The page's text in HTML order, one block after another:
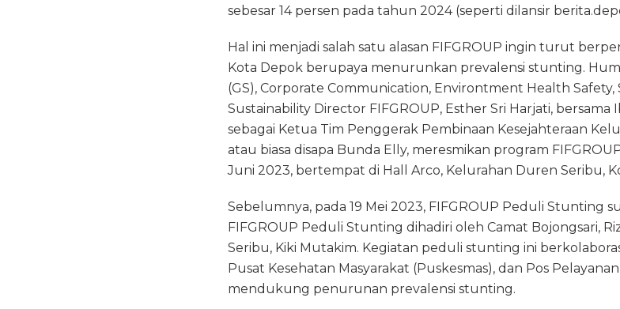
b
o
k
r
A
p
ra d
sebesar 14 persen pada tahun 2024 (seperti dilansir
Hal ini menjadi salah satu alasan FIFGROUP ingin turut
Kota Depok berupaya menurunkan prevalensi stunting.
(GS), Corporate Communication, Environtment Health Safety,
Sustainability Director FIFGROUP, Esther Sri Harjati,
sebagai Ketua Tim Penggerak Pembinaan Kesejahteraan
atau biasa disapa Bunda Elly, meresmikan program
Juni 2023, bertempat di Hall Arco, Kelurahan Duren Seribu,
Sebelumnya, pada 19 Mei 2023, FIFGROUP Peduli Stunting
FIFGROUP Peduli Stunting dihadiri oleh Camat Bojongsari,
Seribu, Kiki Mutakim. Kegiatan peduli stunting ini
Pusat Kesehatan Masyarakat (Puskesmas), dan Pos
mendukung penurunan prevalensi stunting.